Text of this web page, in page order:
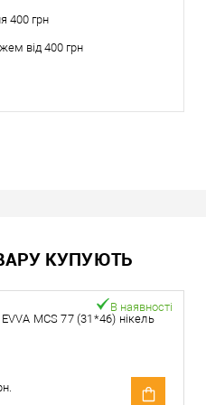
400 грн
від 400 грн
КУПУЮТЬ
MCS 77 (31*46) нікель
В наявності